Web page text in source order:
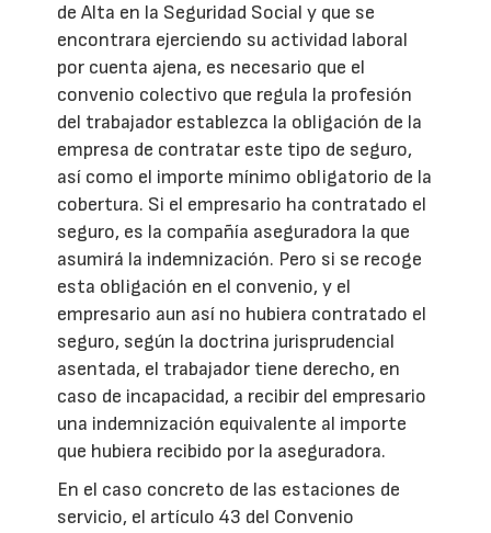
de Alta en la Seguridad Social y que se
encontrara ejerciendo su actividad laboral
por cuenta ajena, es necesario que el
convenio colectivo que regula la profesión
del trabajador establezca la obligación de la
empresa de contratar este tipo de seguro,
así como el importe mínimo obligatorio de la
cobertura. Si el empresario ha contratado el
seguro, es la compañía aseguradora la que
asumirá la indemnización. Pero si se recoge
esta obligación en el convenio, y el
empresario aun así no hubiera contratado el
seguro, según la doctrina jurisprudencial
asentada, el trabajador tiene derecho, en
caso de incapacidad, a recibir del empresario
una indemnización equivalente al importe
que hubiera recibido por la aseguradora.
En el caso concreto de las estaciones de
servicio, el artículo 43 del Convenio